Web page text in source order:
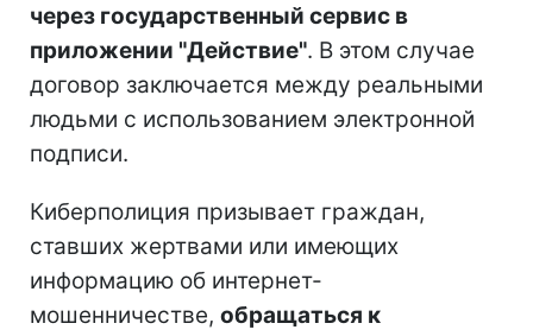
через государственный сервис в
приложении "Действие". В этом случае
договор заключается между реальными
людьми с использованием электронной
подписи.
Киберполиция призывает граждан,
ставших жертвами или имеющих
информацию об интернет-
мошенничестве, обращаться к